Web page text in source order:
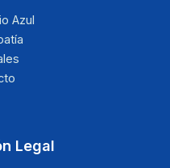
Azul
Legal